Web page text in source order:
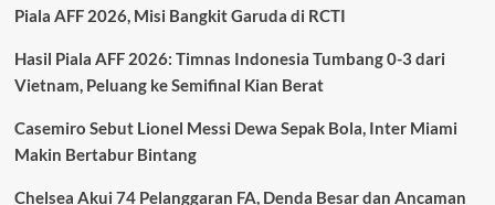
Piala AFF 2026, Misi Bangkit Garuda di RCTI
Hasil Piala AFF 2026: Timnas Indonesia Tumbang 0-3 dari
Vietnam, Peluang ke Semifinal Kian Berat
Casemiro Sebut Lionel Messi Dewa Sepak Bola, Inter Miami
Makin Bertabur Bintang
Chelsea Akui 74 Pelanggaran FA, Denda Besar dan Ancaman